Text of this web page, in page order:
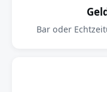
Bar oder